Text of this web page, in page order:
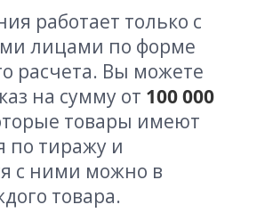
работает только с
лицами по форме
расчета. Вы можете
на сумму от 100 000
товары имеют
по тиражу и
с ними можно в
товара.